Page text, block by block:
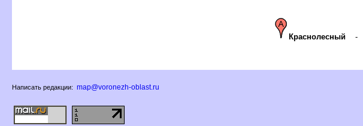
Краснолесный-
Написать редакции: map@voronezh-oblast.ru